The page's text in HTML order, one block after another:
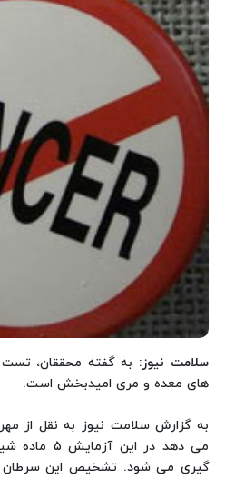
سلامت نیوز: به گفته محققان،
های معده و مری امیدبخش است.
به گزارش سلامت نیوز به نقل از
می دهد در